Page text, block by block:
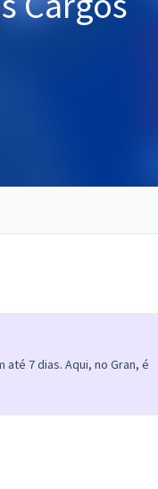
7 dias. Aqui, no Gran, é